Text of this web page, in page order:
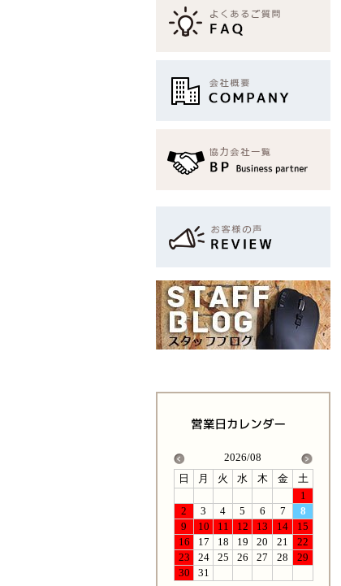
2026/08
日
月 火 水 木 金
土
1
2
3 4 5 6 7
8
9
10 11 12 13 14
15
16
17 18 19 20 21
22
23
24 25 26 27 28
29
30
31